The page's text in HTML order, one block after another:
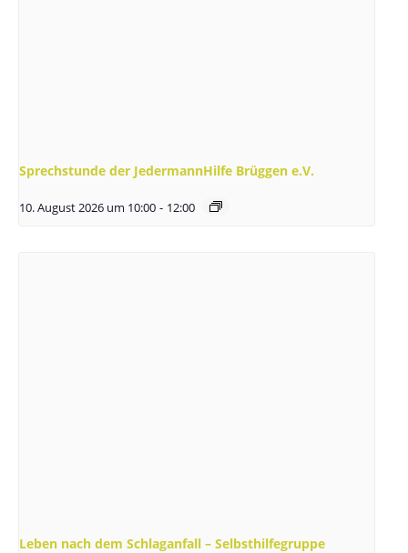
Sprechstunde der JedermannHilfe Brüggen e.V.
10. August 2026 um 10:00 - 12:00
Leben nach dem Schlaganfall – Selbsthilfegruppe